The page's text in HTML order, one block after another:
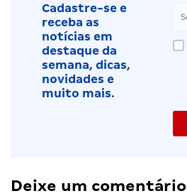
Cadastre-se e
receba as
notícias em
destaque da
semana, dicas,
novidades e
muito mais.
Deixe um comentário